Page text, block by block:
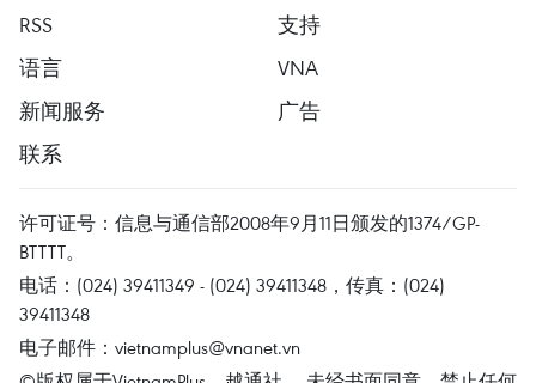
RSS
支持
语言
VNA
新闻服务
广告
联系
许可证号：信息与通信部2008年9月11日颁发的1374/GP-
BTTTT。
电话：(024) 39411349 - (024) 39411348，传真：(024)
39411348
电子邮件： vietnamplus@vnanet.vn